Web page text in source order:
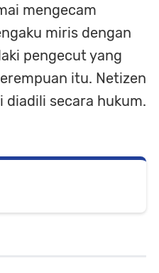
mengecam
miris dengan
pengecut yang
itu. Netizen
diadili secara hukum.